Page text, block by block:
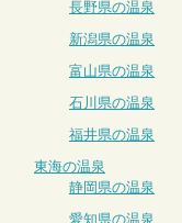
長野県の温泉
新潟県の温泉
富山県の温泉
石川県の温泉
福井県の温泉
東海の温泉
静岡県の温泉
愛知県の温泉